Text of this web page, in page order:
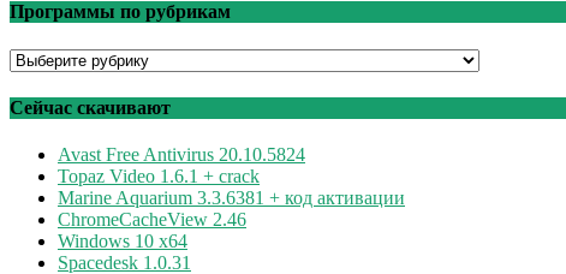
Программы по рубрикам
Программы
рубрикам
Сейчас скачивают
Avast Free Antivirus 20.10.5824
Topaz Video 1.6.1 + crack
Marine Aquarium 3.3.6381 + код активации
ChromeCacheView 2.46
Windows 10 x64
Spacedesk 1.0.31